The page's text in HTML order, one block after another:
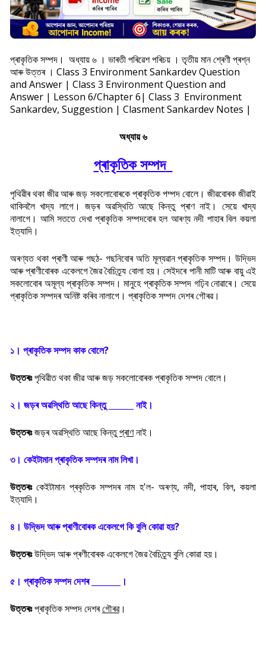
প্ৰাকৃতিক সম্পদ । অধ্যায় ৬ । ভাৰতী পৰিৱেশ পৰিচয় । তৃতীয় মান শ্ৰেণী প্ৰশ্ন
আৰু উত্তৰ । Class 3 Environment Sankardev Question
and Answer | Class 3 Environment Question and
Answer | Lesson 6/Chapter 6| Class 3 Environment
Sankardev, Suggestion | Clasment Sankardev Notes |
অধ্যায় ৬
প্ৰাকৃতিক সম্পদ
পৃথিৱীৰ থকা জীৱ আৰু জড় সকলোবোৰকে প্ৰাকৃতিক পম্পদ বোলে। জীৱবোৰক জীৱাই
থাকিবলৈ খাদ্য লাগে। জড়ৰ অৱস্থিতি আছে কিন্তু প্ৰাণ নাই। সেয়ে খাদ্য
নালাগে। আমি সততে দেখা প্ৰাকৃতিক সম্পদবোৰ হল আৰণ্য নদী পাহাৰ বিল কয়লা
ইত্যাদি।
অৰণ্যত থকা প্ৰাণী আৰু গছঠ- গছনিবোৰ অতি মূল্যৱান প্ৰাকৃতিক সম্পদ। উদ্ভিদ
আৰু প্ৰাণীবোৰক একেলগে জৈৱ বৈচিত্ৰ্য বোলা হয়। সেইদৰে পানী মাটি আৰু বায়ু এই
সকলোবোৰ অমূল্য প্ৰাকৃতিক সম্পদ। মানুহে প্ৰাকৃতিক সম্পদ গঢ়িব নোৱাৰে। সেয়ে
প্ৰাকৃতিক সম্পদৰ অনিষ্ট কৰিব নালাগে। প্ৰাকৃতিক সম্পদ দেশৰ গৌৰৱ।
১। প্ৰাকৃতিক সম্পদ কাক বোলে?
উত্তৰঃপৃথিৱীত থকা জীৱ আৰু জড় সকলোবোৰক প্ৰাকৃতিক সম্পদ বোলে।
২। জড়ৰ অৱস্থিতি আছে কিন্তু ______ নাই।
উত্তৰঃজড়ৰ অৱস্থিতি আছে কিন্তুপ্ৰাণনাই।
৩। কেইটামান প্ৰাকৃতিক সম্পদৰ নাম লিখা।
উত্তৰঃকেইটামান প্ৰকৃতিক সম্পদৰ নাম হ'ল- অৰণ্য, নদী, পাহাৰ, বিল, কয়লা
ইত্যাদি।
৪। উদ্ভিদ আৰু প্ৰাণীবোৰক একেলগে কি বুলি কোৱা হয়?
উত্তৰঃউদ্ভিদ আৰু প্ৰণীবোৰক একেলগে জৈৱ বৈচিত্ৰ্য বুলি কোৱা হয়।
৫। প্ৰাকৃতিক সম্পদ দেশৰ _______।
উত্তৰঃপ্ৰাকৃতিক সম্পদ দেশৰগৌৰৱ।